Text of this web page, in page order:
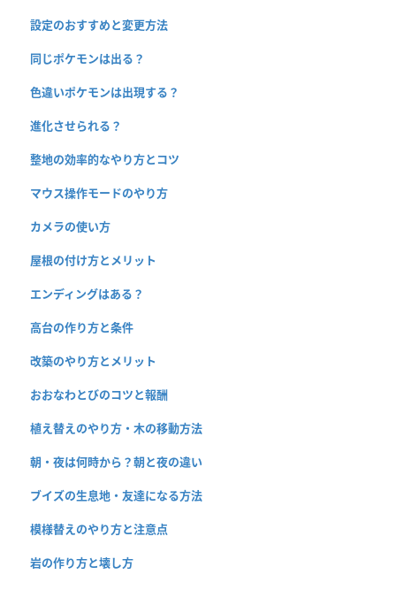
設定のおすすめと変更方法
同じポケモンは出る？
色違いポケモンは出現する？
進化させられる？
整地の効率的なやり方とコツ
マウス操作モードのやり方
カメラの使い方
屋根の付け方とメリット
エンディングはある？
高台の作り方と条件
改築のやり方とメリット
おおなわとびのコツと報酬
植え替えのやり方・木の移動方法
朝・夜は何時から？朝と夜の違い
ブイズの生息地・友達になる方法
模様替えのやり方と注意点
岩の作り方と壊し方